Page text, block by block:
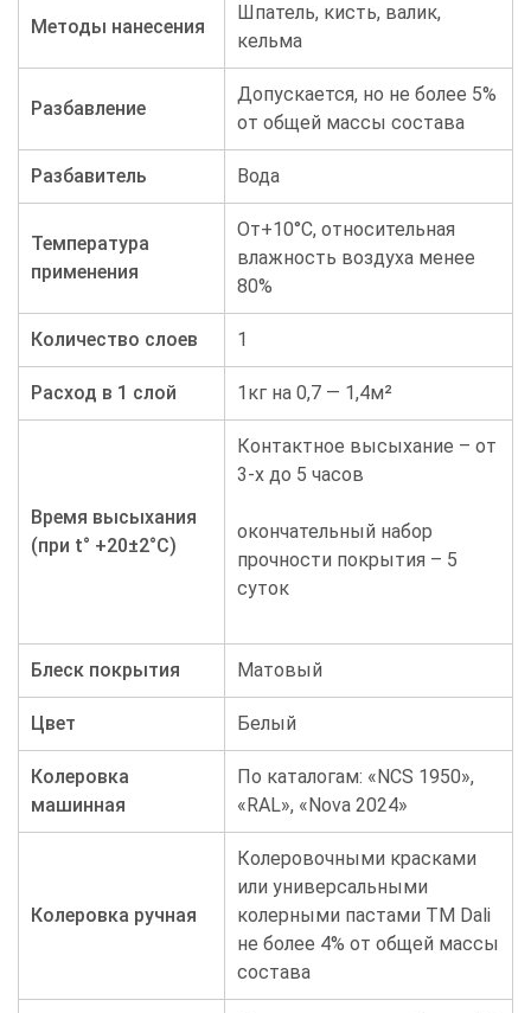
Методы нанесения
Шпатель, кисть, валик,
кельма
Разбавление
Допускается, но не более 5%
от общей массы состава
Разбавитель Вода
Температура
применения
От+10°С, относительная
влажность воздуха менее
80%
Количество слоев 1
Расход в 1 слой 1кг на 0,7 — 1,4м²
Время высыхания
(при t° +20±2°C)
Контактное высыхание – от
3-х до 5 часов
окончательный набор
прочности покрытия – 5
суток
Блеск покрытия Матовый
Цвет Белый
Колеровка
машинная
По каталогам: «NCS 1950»,
«RAL», «Nova 2024»
Колеровка ручная
Колеровочными красками
или универсальными
колерными пастами TM Dali
не более 4% от общей массы
состава